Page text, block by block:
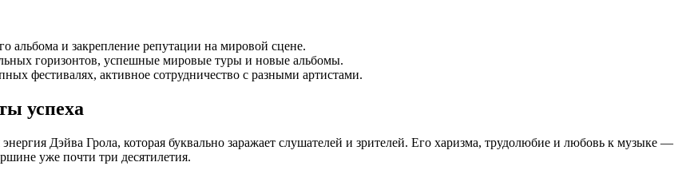
и закрепление репутации на мировой сцене.
горизонтов, успешные мировые туры и новые альбомы.
фестивалях, активное сотрудничество с разными артистами.
успеха
Дэйва Грола, которая буквально заражает слушателей и зрителей. Его харизма, трудолюбие и любовь к музыке —
уже почти три десятилетия.